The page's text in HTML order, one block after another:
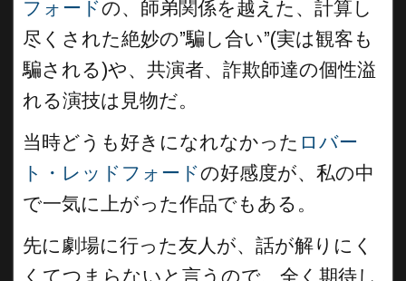
フォードの、師弟関係を越えた、計算し
尽くされた絶妙の”騙し合い”(実は観客も
騙される)や、共演者、詐欺師達の個性溢
れる演技は見物だ。
当時どうも好きになれなかった ロバー
ト・レッドフォードの好感度が、私の中
で一気に上がった作品でもある。
先に劇場に行った友人が、話が解りにく
くてつまらないと言うので、全く期待し